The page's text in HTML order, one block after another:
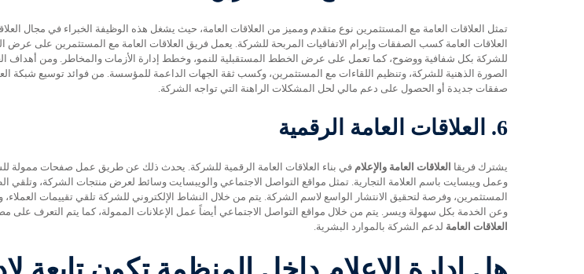
تمثل العلاقات العامة مع المستثمرين نوع متقدم ومميز من العلاقات العامة، حيث يشغل هذه الوظيفة الخبراء في مجال
العلاقات العامة كسب الصفقات وإبرام الاتفاقيات المربحة للشركة. يعمل فريق العلاقات العامة مع المستثمرين على عرض
للشركة بكل شفافية ووضوح، كما تعمل على عرض الخطط المستقبلية للنمو، وخطط إدارة الأزمات والمخاطر. ومن أهداف
الصورة الذهنية للشركة، وتنظيم اللقاءات مع المستثمرين، وكسب ثقة الجهات الداعمة للمؤسسة. من فوائد توسيع شبكة
صفقات جديدة أو الحصول على دعم مالي لحل المشكلات الراهنة التي تواجه الشركة.
6. العلاقات العامة الرقمية
يشترك فريقا العلاقات العامة والإعلام في بناء العلاقات العامة الرقمية للشركة. يحدث ذلك عن طريق عمل صفحات ممولة
وعمل ويبسايت باسم العلامة التجارية. تمثل مواقع التواصل الاجتماعي والويبسايت وسائط لعرض منتجات الشركة، وتلقي
المستثمرين، وفرصة لتحقيق الانتشار الواسع لاسم الشركة. يتم من خلال النشاط الإلكتروني للشركة تلقي تقييمات
وعن الخدمة بكل سهولة ويسر. يتم من خلال مواقع التواصل الاجتماعي أيضاً عمل الإعلانات الممولة، كما يتم التعرف على
العلاقات العامة لدعم الشركة بالموارد البشرية.